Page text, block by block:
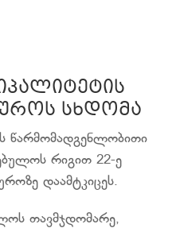
სხდომა
წარმომადგენლობითი
რიგით 22-ე
დაამტკიცეს.
თავმჯდომარე,